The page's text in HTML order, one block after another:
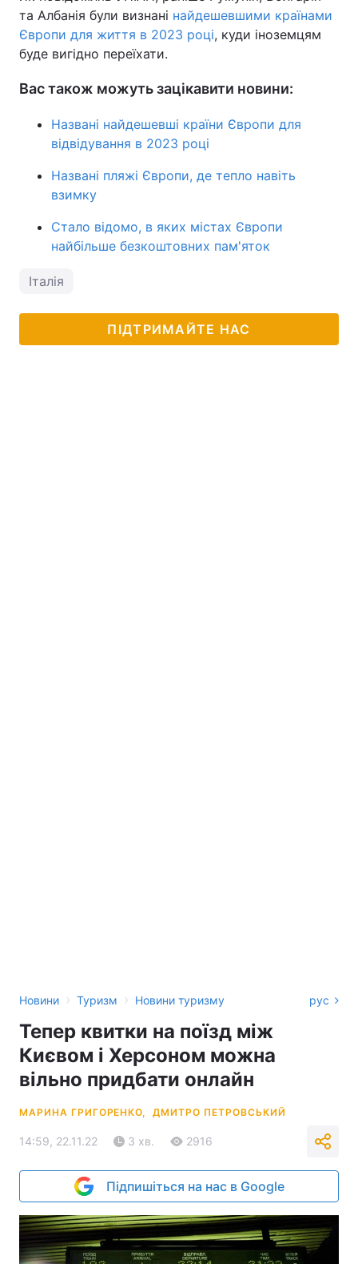
та Албанія були визнані найдешевшими країнами
Європи для життя в 2023 році, куди іноземцям
буде вигідно переїхати.
Вас також можуть зацікавити новини:
Названі найдешевші країни Європи для
відвідування в 2023 році
Названі пляжі Європи, де тепло навіть
взимку
Стало відомо, в яких містах Європи
найбільше безкоштовних пам'яток
Італія
ПІДТРИМАЙТЕ НАС
Новини › Туризм › Новини туризму рус
Тепер квитки на поїзд між
Києвом і Херсоном можна
вільно придбати онлайн
МАРИНА ГРИГОРЕНКО, ДМИТРО ПЕТРОВСЬКИЙ
14:59, 22.11.22 3 хв. 2916
Підпишіться на нас в Google